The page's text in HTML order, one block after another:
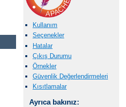
Kullanım
Seçenekler
Hatalar
Çıkış Durumu
Örnekler
Güvenlik Değerlendirmeleri
Kısıtlamalar
Ayrıca bakınız: